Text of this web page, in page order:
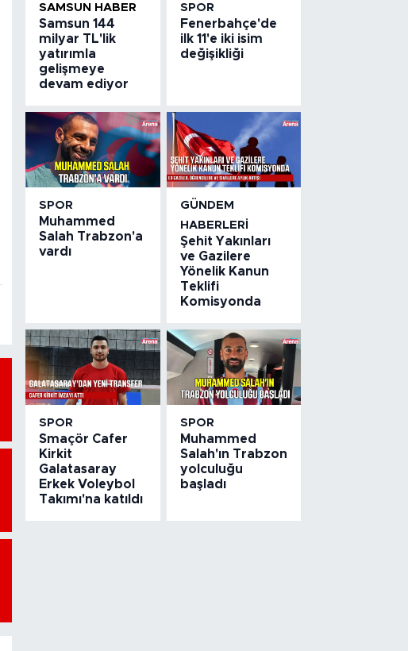
SAMSUN HABER
Samsun 144
milyar TL'lik
yatırımla
gelişmeye
devam ediyor
SPOR
Fenerbahçe'de
ilk 11'e iki isim
değişikliği
SPOR
Muhammed
Salah Trabzon'a
vardı
GÜNDEM
HABERLERI
Şehit Yakınları
ve Gazilere
Yönelik Kanun
Teklifi
Komisyonda
SPOR
Smaçör Cafer
Kirkit
Galatasaray
Erkek Voleybol
Takımı'na katıldı
SPOR
Muhammed
Salah'ın Trabzon
yolculuğu
başladı